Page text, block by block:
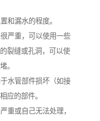
和漏水的程度。
严重，可以使用一些
裂缝或孔洞，可以使
。
水管部件损坏（如接
应的部件。
重或自己无法处理，